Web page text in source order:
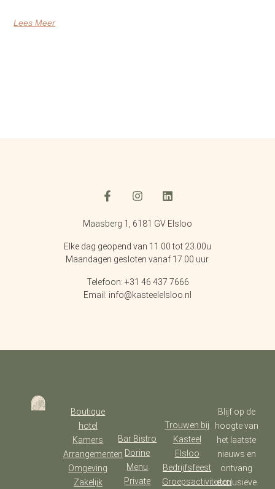
Lees Meer
Maasberg 1, 6181 GV Elsloo
Elke dag geopend van 11.00 tot 23.00u
Maandagen gesloten vanaf 17.00 uur.
Telefoon: +31 46 437 7666
Email: info@kasteelelsloo.nl
Boutique
hotel
Kamers
Arrangementen
Omgeving
Zakelijk
Bar Bistro
Dorine
Menu
Private
Trouwen bij
Kasteel
Elsloo
Bedrijfsfeest
Groepsactiviteiten
Blijf op de
hoogte van
het laatste
nieuws en
ontvang
exclusieve